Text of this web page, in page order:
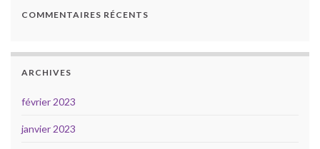
COMMENTAIRES RÉCENTS
ARCHIVES
février 2023
janvier 2023